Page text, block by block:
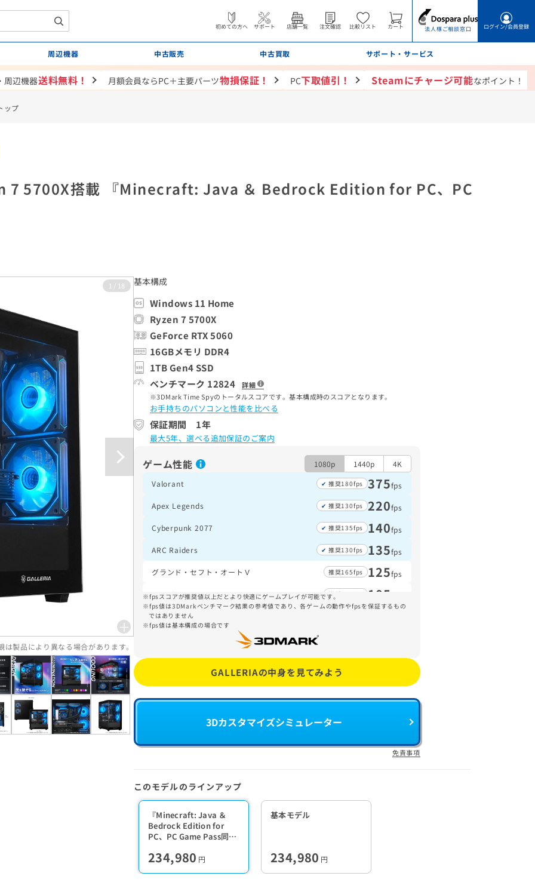
初めての方へ サポート 店舗一覧 注文確認 比較リスト カート 法人様ご相談窓口 ログイン/会員登録
周辺機器 中古販売 中古買取 サポート・サービス
周辺機器送料無料！ 月額会員ならPC＋主要パーツ物損保証！ PC下取値引！ Steamにチャージ可能なポイント！
ップ
7 5700X搭載 『Minecraft: Java ＆ Bedrock Edition for PC、PC
1 / 18
＋
製品により異なる場合があります。
基本構成
Windows 11 Home
Ryzen 7 5700X
GeForce RTX 5060
16GBメモリ DDR4
1TB Gen4 SSD
ベンチマーク 12824
詳細
3DMark Time Spyのトータルスコアです。基本構成時のスコアとなります。
お手持ちのパソコンと性能を比べる
保証期間 1年
最大5年、選べる追加保証のご案内
ゲーム性能 1080p 1440p
4K
Valorant
推奨180fps 375fps
Apex Legends
推奨130fps 220fps
Cyberpunk 2077
推奨135fps 140fps
ARC Raiders
推奨130fps 135fps
グランド・セフト・オートＶ
推奨165fps 125fps
Fortnite
推奨150fps 105
Forza Horizon 5
Monster Hunter Wilds
推奨60fps 70
fpsスコアが推奨値以上だとより快適にゲームプレイが可能です。
fps値は3DMarkベンチマーク結果の参考値であり、各ゲームの動作やfpsを保証するもの
ではありません
fps値は基本構成の場合です
GALLERIAの中身を見てみよう
3Dカスタマイズシミュレーター
免責事項
このモデルのラインアップ
『Minecraft: Java ＆
Bedrock Edition for
PC、PC Game Pass同梱
234,980 円
基本モデル
234,980 円